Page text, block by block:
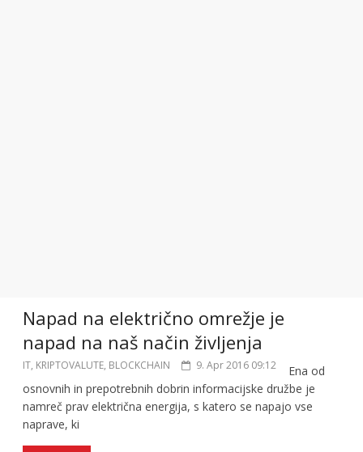
Napad na električno omrežje je
napad na naš način življenja
IT, KRIPTOVALUTE, BLOCKCHAIN 9. Apr 2016 09:12
Ena od
osnovnih in prepotrebnih dobrin informacijske družbe je
namreč prav električna energija, s katero se napajo vse
naprave, ki